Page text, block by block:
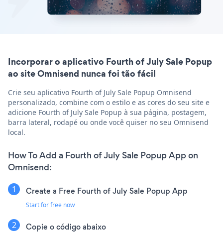
Incorporar o aplicativo Fourth of July Sale Popup
ao site Omnisend nunca foi tão fácil
Crie seu aplicativo Fourth of July Sale Popup Omnisend
personalizado, combine com o estilo e as cores do seu site e
adicione Fourth of July Sale Popup à sua página, postagem,
barra lateral, rodapé ou onde você quiser no seu Omnisend
local.
How To Add a Fourth of July Sale Popup App on
Omnisend:
Create a Free Fourth of July Sale Popup App
Start for free now
Copie o código abaixo